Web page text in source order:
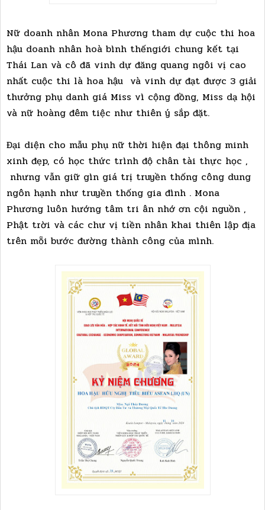
Nữ doanh nhân Mona Phương tham dự cuộc thi hoa
hậu doanh nhân hoà bình thếngiới chung kết tại
Thái Lan và cô đã vinh dự đăng quang ngôi vị cao
nhất cuộc thi là hoa hậu và vinh dự đạt được 3 giải
thưởng phụ danh giá Miss vì cộng đồng, Miss dạ hội
và nữ hoàng đêm tiệc như thiên ý sắp đặt.
Đại diện cho mẫu phụ nữ thời hiện đại thông minh
xinh đẹp, có học thức trình độ chân tài thực học ,
nhưng vẫn giữ gìn giá trị truyền thống công dung
ngôn hạnh như truyền thống gia đình . Mona
Phương luôn hướng tâm tri ân nhớ ơn cội nguồn ,
Phật trời và các chư vị tiền nhân khai thiên lập địa
trên mỗi bước đường thành công của mình.